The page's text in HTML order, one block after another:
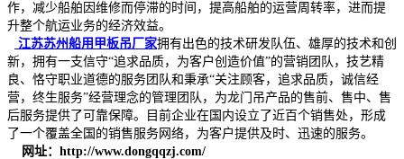
作，减少船舶因维修而停滞的时间，提高船舶的运营周转率，进而提
升整个航运业务的经济效益。
江苏苏州船用甲板吊厂家拥有出色的技术研发队伍、雄厚的技术和创
新，拥有一支信守“追求品质，为客户创造价值”的营销团队，技艺精
良、恪守职业道德的服务团队和秉承“关注顾客，追求品质，诚信经
营，终生服务”经营理念的管理团队，为龙门吊产品的售前、售中、售
后服务提供了可靠保障。目前企业在国内设立了近百个销售处，形成
了一个覆盖全国的销售服务网络，为客户提供及时、迅速的服务。
网址：http://www.dongqqzj.com/